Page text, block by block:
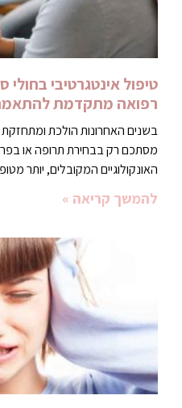
טיפול אינטגרטיבי בחולי
רפואה מתקדמת
בשנים האחרונות הולכת ומתחזקת
מסתכם רק בבחירת תרופה או
האונקולוגיים המקובלים, יותר
להמשך קריאה »